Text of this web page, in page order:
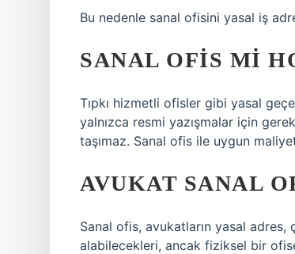
Bu nedenle sanal ofisini yasal iş
SANAL OFIS MI
Tıpkı hizmetli ofisler gibi yasal
yalnızca resmi yazışmalar için
taşımaz. Sanal ofis ile uygun
AVUKAT SANAL
Sanal ofis, avukatların yasal
alabilecekleri, ancak fiziksel bir